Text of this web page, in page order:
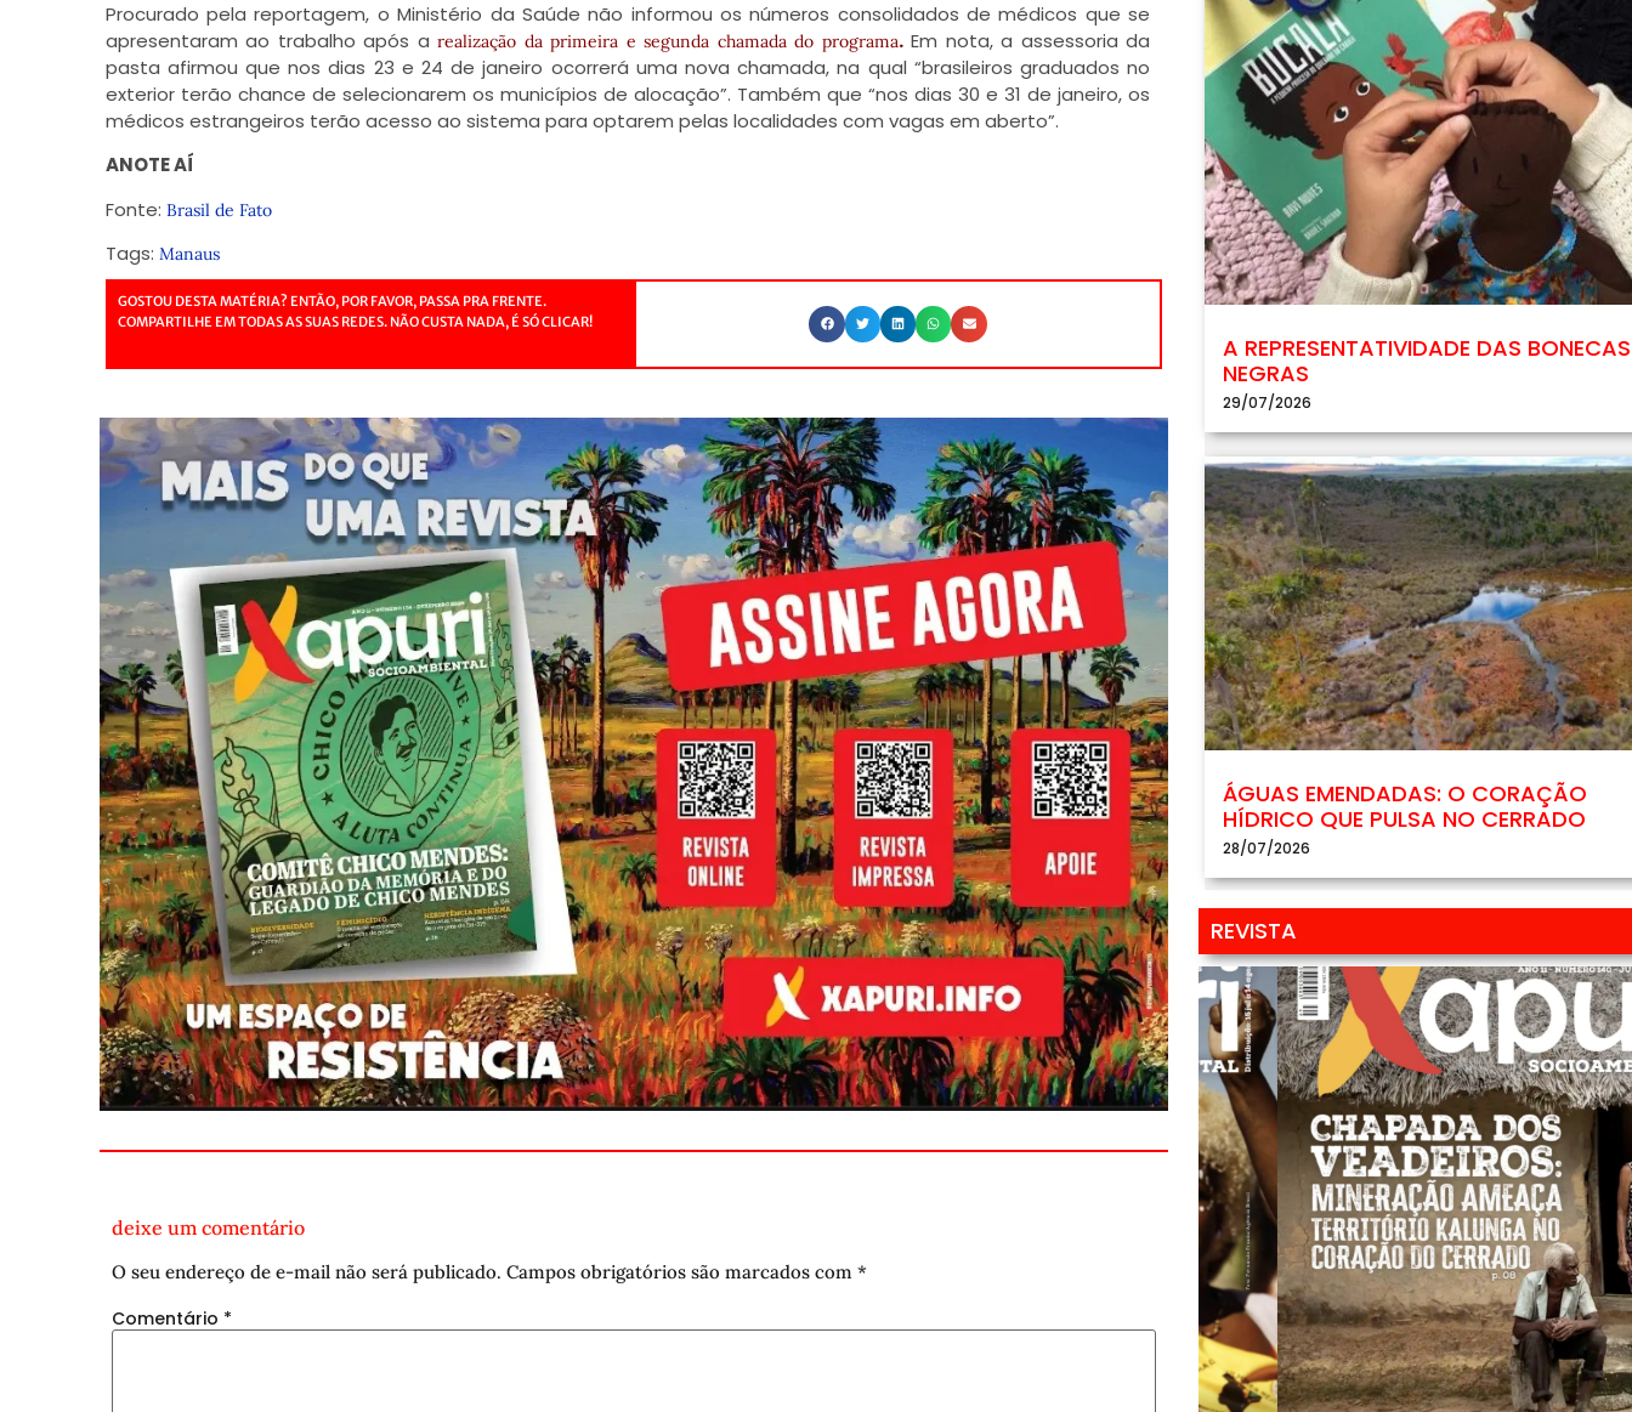
Procurado pela reportagem, o Ministério da Saúde não informou os números consolidados de médicos que se
apresentaram ao trabalho após arealização da primeira e segunda chamada do programa.Em nota, a assessoria da
pasta afirmou que nos dias 23 e 24 de janeiro ocorrerá uma nova chamada, na qual “brasileiros graduados no
exterior terão chance de selecionarem os municípios de alocação”. Também que “nos dias 30 e 31 de janeiro, os
médicos estrangeiros terão acesso ao sistema para optarem pelas localidades com vagas em aberto”.
ANOTE AÍ
Fonte: Brasil de Fato
Tags: Manaus
GOSTOU DESTA MATÉRIA? ENTÃO, POR FAVOR, PASSA PRA FRENTE.
COMPARTILHE EM TODAS AS SUAS REDES. NÃO CUSTA NADA, É SÓ CLICAR!
deixe um comentário
O seu endereço de e-mail não será publicado. Campos obrigatórios são marcados com *
Comentário *
A REPRESENTATIVIDADE DAS BONECAS
NEGRAS
29/07/2026
ÁGUAS EMENDADAS: O CORAÇÃO
HÍDRICO QUE PULSA NO CERRADO
28/07/2026
REVISTA